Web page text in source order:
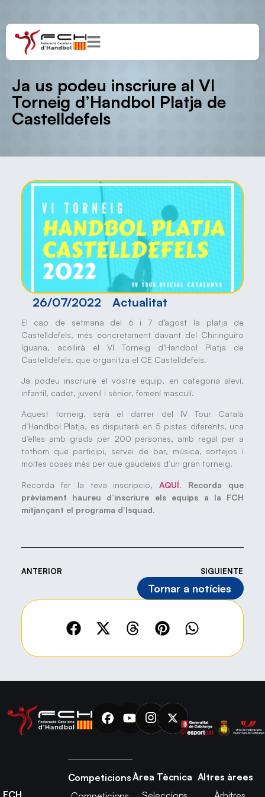
Ja us podeu inscriure al VI
Torneig d’Handbol Platja de
Castelldefels
26/07/2022 Actualitat
El cap de setmana del 6 i 7 d’agost la platja de
Castelldefels, més concretament davant del Chiringuito
Iguana, acollirà el VI Torneig d’Handbol Platja de
Castelldefels, que organitza el CE Castelldefels.
Ja podeu inscriure el vostre equip, en categoria aleví,
infantil, cadet, juvenil i sènior, femení masculí.
Aquest torneig, serà el darrer del IV Tour Català
d’Handbol Platja, es disputarà en 5 pistes diferents, una
d’elles amb grada per 200 persones, amb regal per a
tothom que participi, servei de bar, música, sortejos i
moltes coses més per que gaudeixis d’un gran torneig.
Recorda fer la teva inscripció,AQUÍ. Recorda que
prèviament haureu d’inscriure els equips a la FCH
mitjançant el programa d’Isquad.
ANTERIOR SIGUIENTE
Tornar a notícies
FCH
CompeticionsÀrea Tècnica Altres àrees